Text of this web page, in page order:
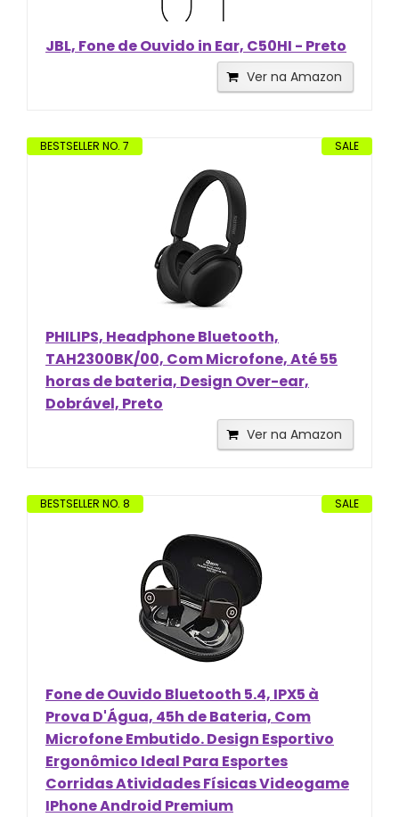
JBL, Fone de Ouvido in Ear, C50HI - Preto
Ver na Amazon
SALE
BESTSELLER NO. 7
PHILIPS, Headphone Bluetooth,
TAH2300BK/00, Com Microfone, Até 55
horas de bateria, Design Over-ear,
Dobrável, Preto
Ver na Amazon
SALE
BESTSELLER NO. 8
Fone de Ouvido Bluetooth 5.4, IPX5 à
Prova D'Água, 45h de Bateria, Com
Microfone Embutido. Design Esportivo
Ergonômico Ideal Para Esportes
Corridas Atividades Físicas Videogame
IPhone Android Premium